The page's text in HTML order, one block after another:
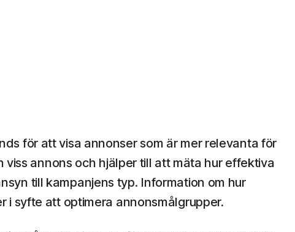
för att visa annonser som är mer relevanta för
annons och hjälper till att mäta hur effektiva
till kampanjens typ. Information om hur
syfte att optimera annonsmålgrupper.